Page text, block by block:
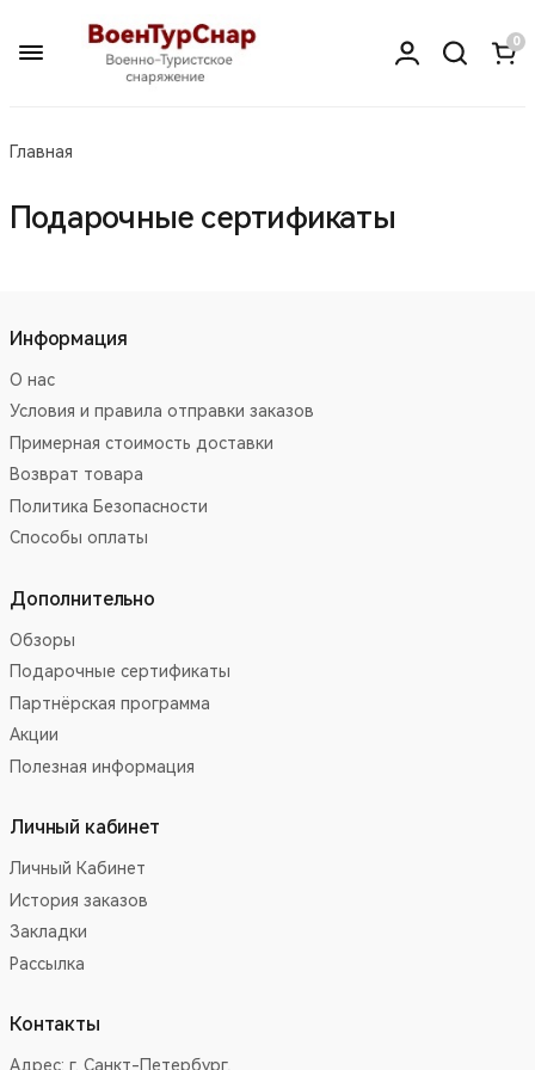
0
Главная
Подарочные сертификаты
Информация
О нас
Условия и правила отправки заказов
Примерная стоимость доставки
Возврат товара
Политика Безопасности
Способы оплаты
Дополнительно
Обзоры
Подарочные сертификаты
Партнёрская программа
Акции
Полезная информация
Личный кабинет
Личный Кабинет
История заказов
Закладки
Рассылка
Контакты
Адрес: г. Санкт-Петербург,